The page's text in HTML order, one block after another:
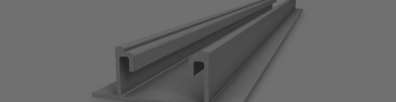
Lunghezza [m]